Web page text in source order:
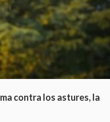
contra los astures, la